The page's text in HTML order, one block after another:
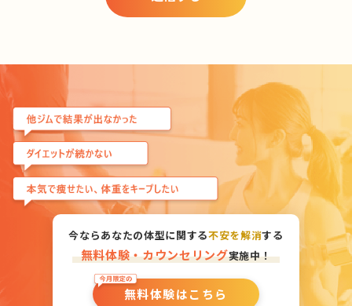
今ならあなたの体型に関する不安を解消する
無料体験・カウンセリング実施中！
無料体験はこちら